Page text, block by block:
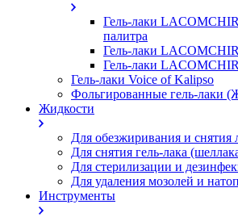
Гель-лаки
палитра
Гель-лаки
Гель-лаки
Гель-лаки Voice of Kalipso
Фольгированные гель-лаки
Жидкости
Для обезжиривания и снятия
Для снятия гель-лака
Для стерилизации и
Для удаления мозолей и
Инструменты